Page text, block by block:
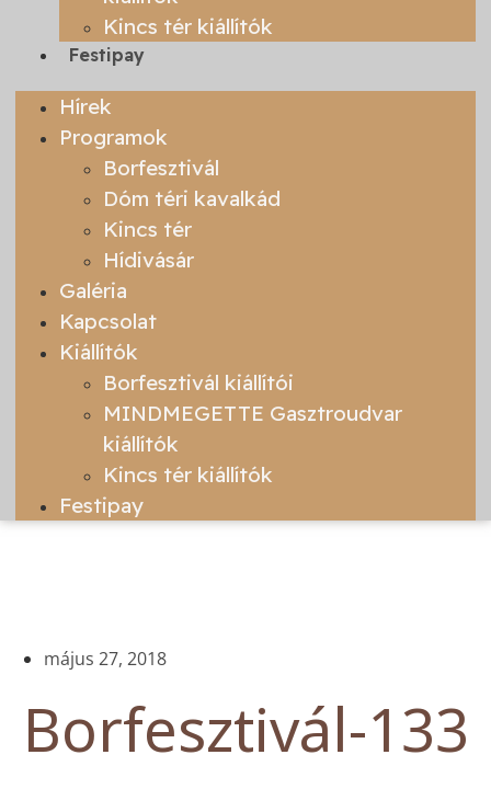
Kincs tér kiállítók
Festipay
Hírek
Programok
Borfesztivál
Dóm téri kavalkád
Kincs tér
Hídivásár
Galéria
Kapcsolat
Kiállítók
Borfesztivál kiállítói
MINDMEGETTE Gasztroudvar
kiállítók
Kincs tér kiállítók
Festipay
május 27, 2018
Borfesztivál-133